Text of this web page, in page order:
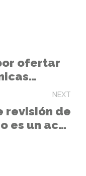
ofertar
del PPT.
NEXT
revisión de
es un acto